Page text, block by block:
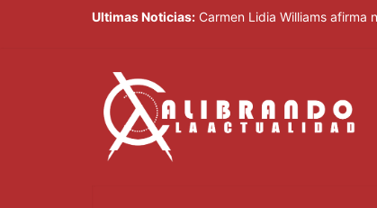
Ultimas Noticias: Carmen Lidia Williams afirma